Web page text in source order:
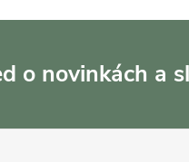
o novinkách a